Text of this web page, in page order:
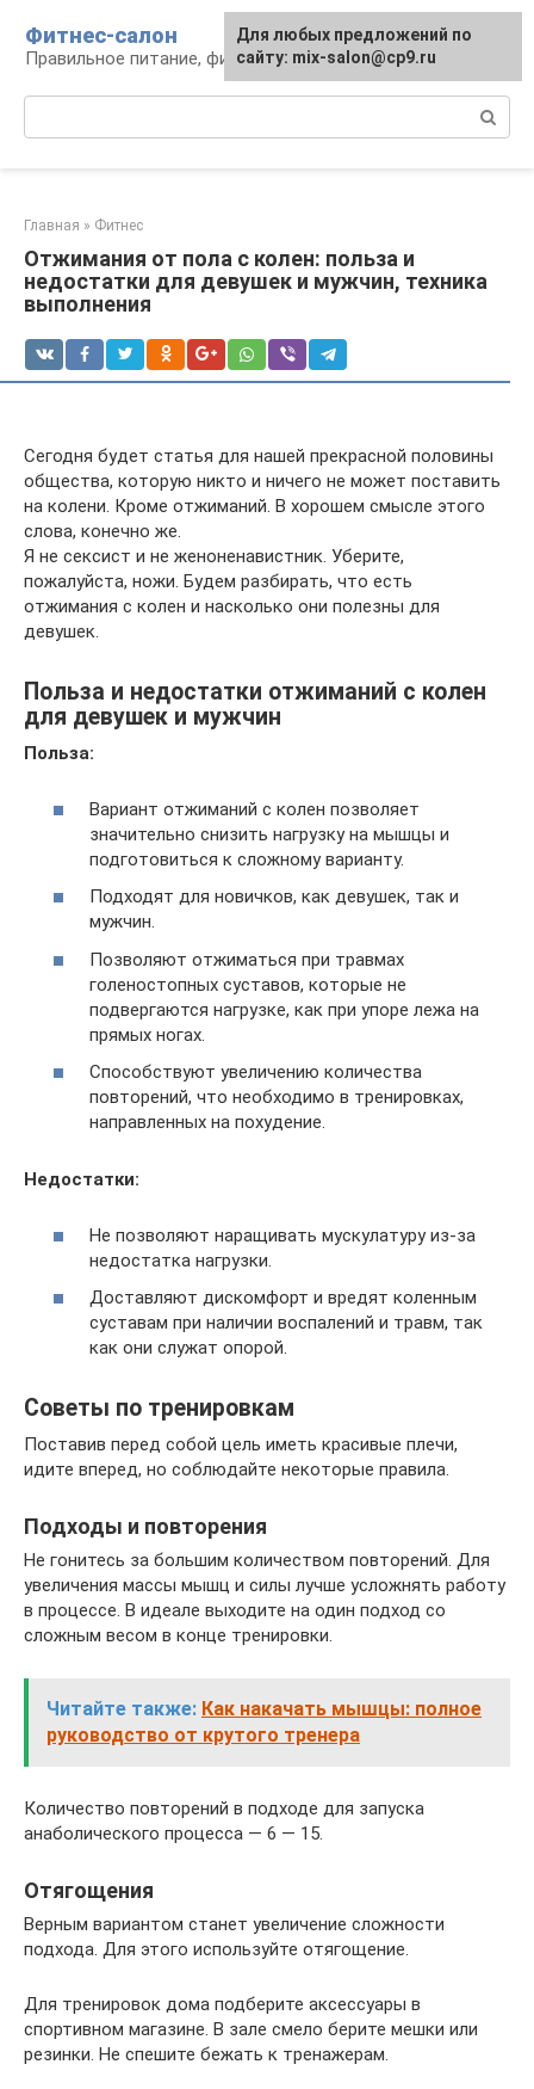
контенту
Фитнес-салон
Правильное питание, фитнес, образ жизни
Главная » Фитнес
Отжимания от пола с колен: польза и
недостатки для девушек и мужчин, техника
выполнения
Сегодня будет статья для нашей прекрасной половины
общества, которую никто и ничего не может поставить
на колени. Кроме отжиманий. В хорошем смысле этого
слова, конечно же.
Я не сексист и не женоненавистник. Уберите,
пожалуйста, ножи. Будем разбирать, что есть
отжимания с колен и насколько они полезны для
девушек.
Польза и недостатки отжиманий с колен
для девушек и мужчин
Польза:
Вариант отжиманий с колен позволяет
значительно снизить нагрузку на мышцы и
подготовиться к сложному варианту.
Подходят для новичков, как девушек, так и
мужчин.
Позволяют отжиматься при травмах
голеностопных суставов, которые не
подвергаются нагрузке, как при упоре лежа на
прямых ногах.
Способствуют увеличению количества
повторений, что необходимо в тренировках,
направленных на похудение.
Недостатки:
Не позволяют наращивать мускулатуру из-за
недостатка нагрузки.
Доставляют дискомфорт и вредят коленным
суставам при наличии воспалений и травм, так
как они служат опорой.
Советы по тренировкам
Поставив перед собой цель иметь красивые плечи,
идите вперед, но соблюдайте некоторые правила.
Подходы и повторения
Не гонитесь за большим количеством повторений. Для
увеличения массы мышц и силы лучше усложнять работу
в процессе. В идеале выходите на один подход со
сложным весом в конце тренировки.
Читайте также: Как накачать мышцы: полное
руководство от крутого тренера
Количество повторений в подходе для запуска
анаболического процесса — 6 — 15.
Отягощения
Верным вариантом станет увеличение сложности
подхода. Для этого используйте отягощение.
Для тренировок дома подберите аксессуары в
спортивном магазине. В зале смело берите мешки или
резинки. Не спешите бежать к тренажерам.
Для любых предложений по
сайту: mix-salon@cp9.ru